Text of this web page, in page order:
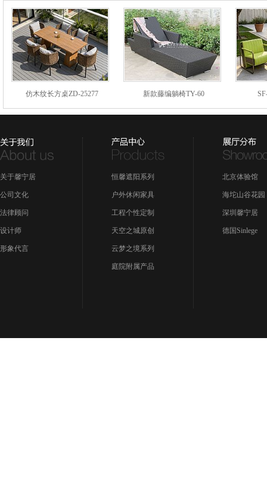
仿木纹长方桌ZD-25277 新款藤编躺椅TY-60
关于馨宁居
公司文化
法律顾问
设计师
形象代言
恒馨遮阳系列
户外休闲家具
工程个性定制
天空之城原创
云梦之境系列
庭院附属产品
北京体验馆
海坨山谷花园
深圳馨宁居
德国Sinlege